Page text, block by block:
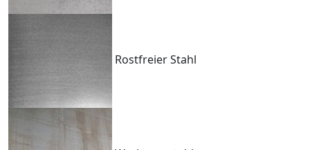
Rostfreier Stahl